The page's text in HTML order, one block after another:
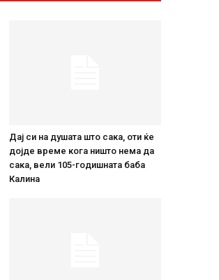
Дај си на душата што сака, оти ќе
дојде време кога ништо нема да
сака, вели 105-годишната баба
Калина